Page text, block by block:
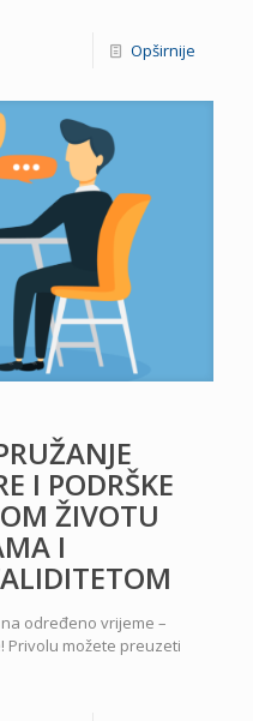
Opširnije
I PODRŠKE
ŽIVOTU
I
određeno vrijeme –
Privolu možete preuzeti